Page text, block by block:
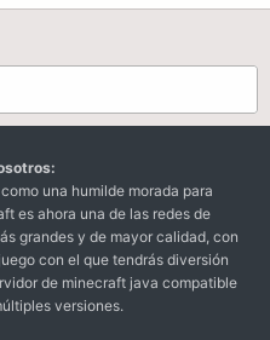
una humilde morada para
es ahora una de las redes de
grandes y de mayor calidad, con
con el que tendrás diversión
de minecraft java compatible
versiones.